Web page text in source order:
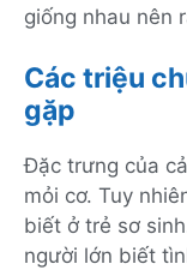
giống nhau nên
Các triệu
gặp
Đặc trưng của
mỏi cơ. Tuy
biết ở trẻ sơ
người lớn biết